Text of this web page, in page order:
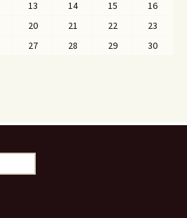
13 14 15
16
20 21 22
23
27 28 29
30